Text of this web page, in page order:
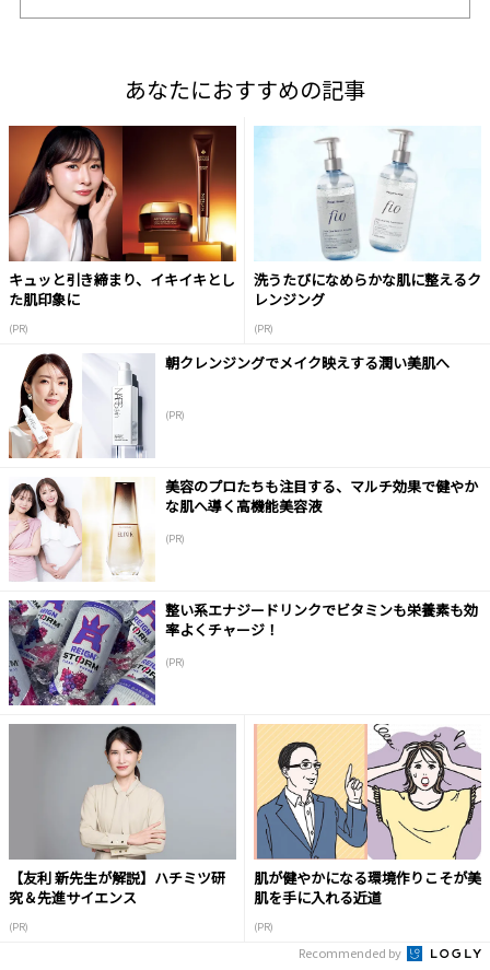
あなたにおすすめの記事
キュッと引き締まり、イキイキとし
た肌印象に
(PR)
洗うたびになめらかな肌に整えるク
レンジング
(PR)
朝クレンジングでメイク映えする潤い美肌へ
(PR)
美容のプロたちも注目する、マルチ効果で健やか
な肌へ導く高機能美容液
(PR)
整い系エナジードリンクでビタミンも栄養素も効
率よくチャージ！
(PR)
【友利 新先生が解説】ハチミツ研
究＆先進サイエンス
(PR)
肌が健やかになる環境作りこそが美
肌を手に入れる近道
(PR)
Recommended by